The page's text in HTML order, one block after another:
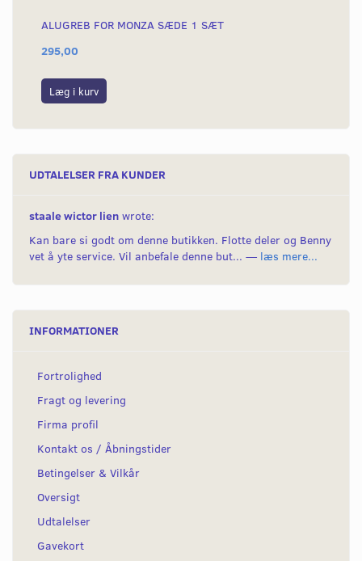
ALUGREB FOR MONZA SÆDE 1 SÆT
295,00
Læg i kurv
UDTALELSER FRA KUNDER
staale wictor lien wrote:
Kan bare si godt om denne butikken. Flotte deler og Benny
vet å yte service. Vil anbefale denne but... — læs mere...
INFORMATIONER
Fortrolighed
Fragt og levering
Firma profil
Kontakt os / Åbningstider
Betingelser & Vilkår
Oversigt
Udtalelser
Gavekort